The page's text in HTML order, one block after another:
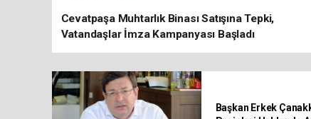
Cevatpaşa Muhtarlık Binası Satışına Tepki,
Vatandaşlar İmza Kampanyası Başladı
Başkan Erkek